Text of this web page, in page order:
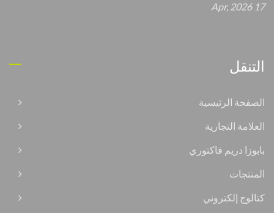
17 Apr, 2026
التنقل
الصفحة الرئيسية
العلامة التجارية
بابوزا دريم فاكتوري
المنتجات
كتالوج إلكتروني